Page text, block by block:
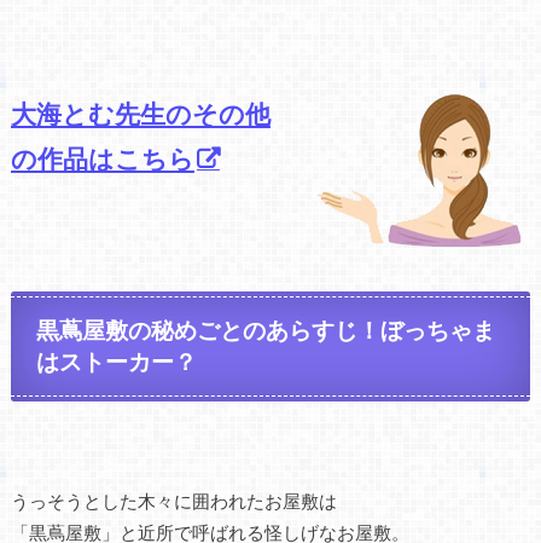
大海とむ先生のその他
の作品はこちら
黒蔦屋敷の秘めごとのあらすじ！ぼっちゃま
はストーカー？
うっそうとした木々に囲われたお屋敷は
「黒蔦屋敷」と近所で呼ばれる怪しげなお屋敷。